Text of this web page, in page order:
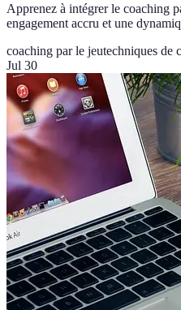
Apprenez à intégrer le coaching
engagement accru et une
coaching par le jeutechniques de
Jul 30